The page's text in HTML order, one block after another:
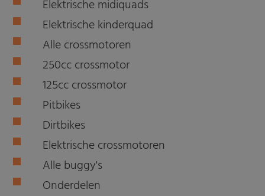
Elektrische midiquads
Elektrische kinderquad
Alle crossmotoren
250cc crossmotor
125cc crossmotor
Pitbikes
Dirtbikes
Elektrische crossmotoren
Alle buggy's
Onderdelen